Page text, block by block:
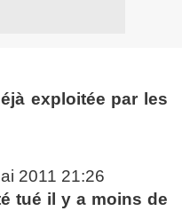
exploitée par les
2011 21:26
tué il y a moins de